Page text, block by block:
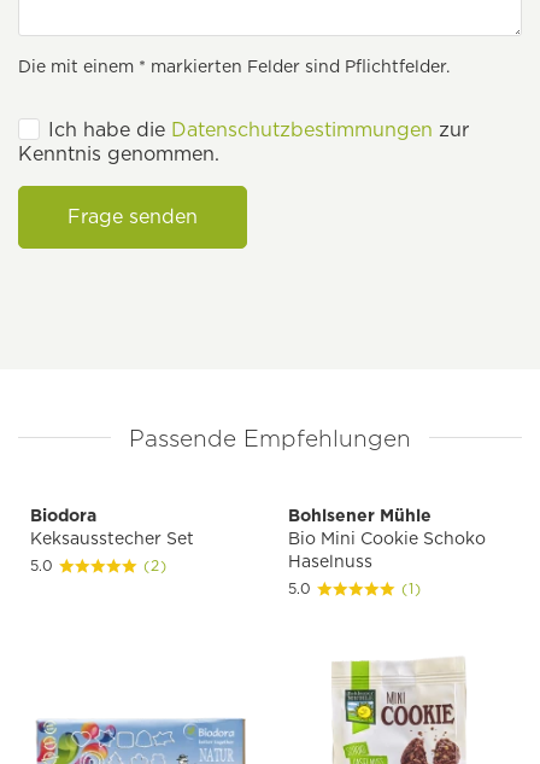
Die mit einem * markierten Felder sind Pflichtfelder.
Ich habe die Datenschutzbestimmungen zur
Kenntnis genommen.
Frage senden
Passende Empfehlungen
Biodora
Keksausstecher Set
5.0 (2)
Bohlsener Mühle
Bio Mini Cookie Schoko
Haselnuss
5.0 (1)